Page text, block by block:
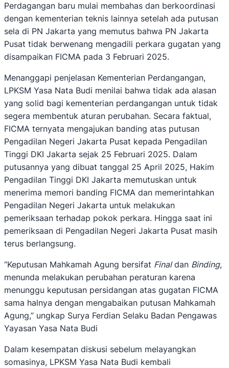
Perdagangan baru mulai membahas dan berkoordinasi
dengan kementerian teknis lainnya setelah ada putusan
sela di PN Jakarta yang memutus bahwa PN Jakarta
Pusat tidak berwenang mengadili perkara gugatan yang
disampaikan FICMA pada 3 Februari 2025.
Menanggapi penjelasan Kementerian Perdangangan,
LPKSM Yasa Nata Budi menilai bahwa tidak ada alasan
yang solid bagi kementerian perdangangan untuk tidak
segera membentuk aturan perubahan. Secara faktual,
FICMA ternyata mengajukan banding atas putusan
Pengadilan Negeri Jakarta Pusat kepada Pengadilan
Tinggi DKI Jakarta sejak 25 Februari 2025. Dalam
putusannya yang dibuat tanggal 25 April 2025, Hakim
Pengadilan Tinggi DKI Jakarta memutuskan untuk
menerima memori banding FICMA dan memerintahkan
Pengadilan Negeri Jakarta untuk melakukan
pemeriksaan terhadap pokok perkara. Hingga saat ini
pemeriksaan di Pengadilan Negeri Jakarta Pusat masih
terus berlangsung.
“Keputusan Mahkamah Agung bersifat Finaldan Binding,
menunda melakukan perubahan peraturan karena
menunggu keputusan persidangan atas gugatan FICMA
sama halnya dengan mengabaikan putusan Mahkamah
Agung,” ungkap Surya Ferdian Selaku Badan Pengawas
Yayasan Yasa Nata Budi
Dalam kesempatan diskusi sebelum melayangkan
somasinya, LPKSM Yasa Nata Budi kembali